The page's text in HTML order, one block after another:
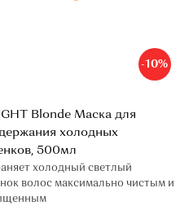
-10%
Blonde Маска для
холодных
500мл
холодный светлый
волос максимально чистым и